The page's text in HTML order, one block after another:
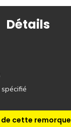
Détails
de cette remorque